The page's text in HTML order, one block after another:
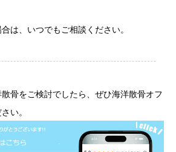
は、いつでもご相談ください。
骨をご検討でしたら、ぜひ海洋散骨オフ
い。